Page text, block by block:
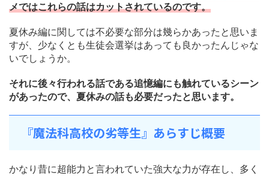
メではこれらの話はカットされているのです。
夏休み編に関しては不必要な部分は幾らかあったと思いま
すが、少なくとも生徒会選挙はあっても良かったんじゃな
いでしょうか。
それに後々行われる話である追憶編にも触れているシーン
があったので、夏休みの話も必要だったと思います。
『魔法科高校の劣等生』あらすじ概要
かなり昔に超能力と言われていた強大な力が存在し、多く